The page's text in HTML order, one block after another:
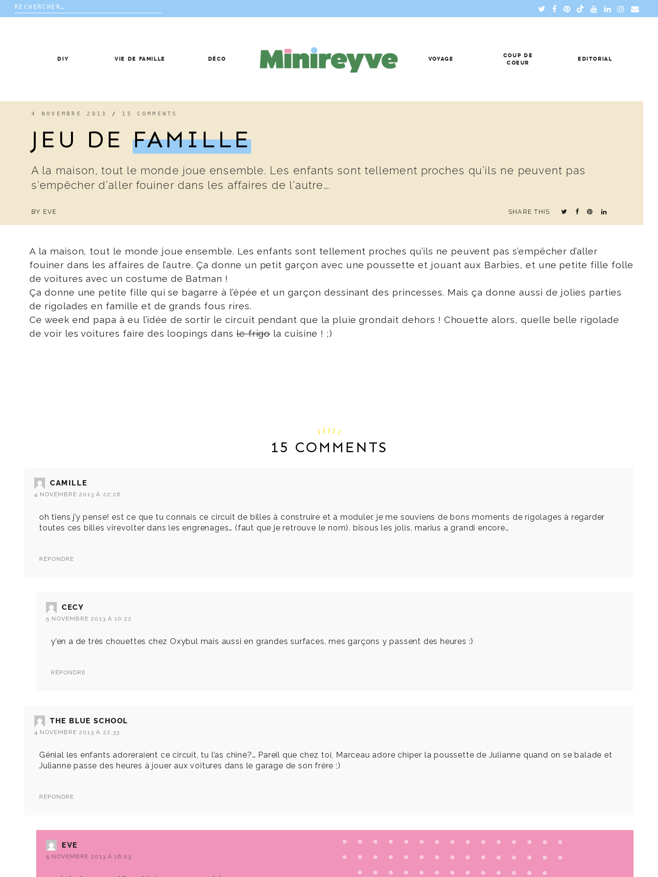
Rechercher :
DIY VIE DE FAMILLE DÉCO VOYAGE
COUP DE
COEUR
EDITORIAL
4 NOVEMBRE 2013 / 15 COMMENTS
JEU DE FAMILLE
A la maison, tout le monde joue ensemble. Les enfants sont tellement proches qu’ils ne peuvent pas
s’empêcher d’aller fouiner dans les affaires de l’autre….
BY EVE SHARE THIS
A la maison, tout le monde joue ensemble. Les enfants sont tellement proches qu’ils ne peuvent pas s’empêcher d’aller
fouiner dans les affaires de l’autre. Ça donne un petit garçon avec une poussette et jouant aux Barbies, et une petite fille folle
de voitures avec un costume de Batman !
Ça donne une petite fille qui se bagarre à l’épée et un garçon dessinant des princesses. Mais ça donne aussi de jolies parties
de rigolades en famille et de grands fous rires.
Ce week end papa à eu l’idée de sortir le circuit pendant que la pluie grondait dehors ! Chouette alors, quelle belle rigolade
de voir les voitures faire des loopings dansle frigola cuisine ! ;)
15 COMMENTS
CAMILLE
4 NOVEMBRE 2013 À 22:26
oh tiens j’y pense! est ce que tu connais ce circuit de billes à construire et à moduler. je me souviens de bons moments de rigolages à regarder
toutes ces billes virevolter dans les engrenages… (faut que je retrouve le nom). bisous les jolis, marius a grandi encore…
RÉPONDRE
CECY
5 NOVEMBRE 2013 À 10:22
y’en a de très chouettes chez Oxybul mais aussi en grandes surfaces, mes garçons y passent des heures :)
RÉPONDRE
THE BLUE SCHOOL
4 NOVEMBRE 2013 À 22:33
Génial les enfants adoreraient ce circuit, tu l’as chiné?… Pareil que chez toi, Marceau adore chiper la poussette de Julianne quand on se balade et
Julianne passe des heures à jouer aux voitures dans le garage de son frère ;)
RÉPONDRE
EVE
5 NOVEMBRE 2013 À 16:03